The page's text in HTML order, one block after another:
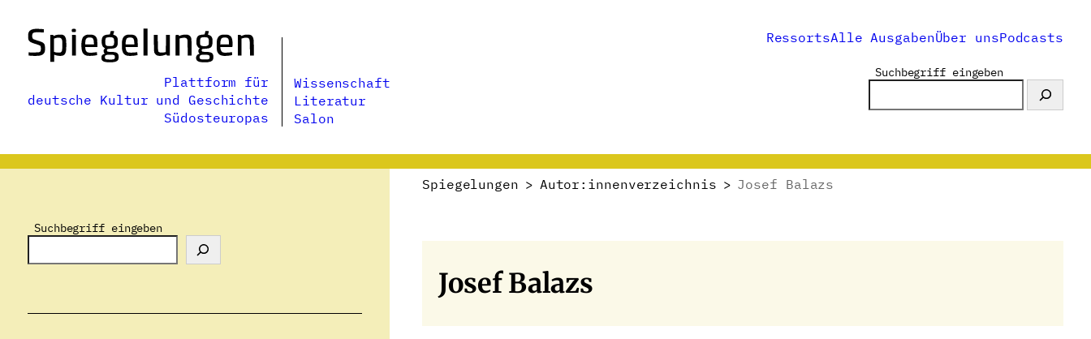
Inhalt
springen
Plattform für
deutsche Kultur und Geschichte
Südosteuropas
Wissenschaft
Literatur
Salon
RessortsAlle AusgabenÜber unsPodcasts
Suchbegriff eingeben
Suchbegriff eingeben
Spiegelungen > Autor:innenverzeichnis > Josef Balazs
Josef Balazs